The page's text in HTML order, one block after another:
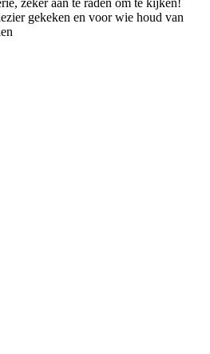
zeker aan te raden om te kijken!
gekeken en voor wie houd van